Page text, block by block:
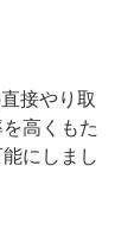
接やり取
高くもた
にしまし